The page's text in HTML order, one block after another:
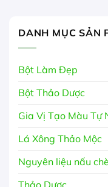
DANH MỤC SẢN
Bột Làm Đẹp
Bột Thảo Dược
Gia Vị Tạo Màu Tự
Lá Xông Thảo Mộc
Nguyên liệu nấu chè
Thảo Dược